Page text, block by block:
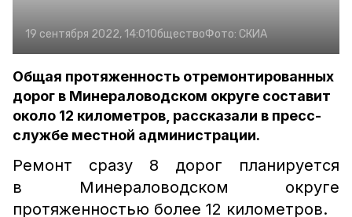
19 сентября 2022, 14:01ОбществоФото: СКИА
Общая протяженность отремонтированных
дорог в Минераловодском округе составит
около 12 километров, рассказали в пресс-
службе местной администрации.
Ремонт сразу 8 дорог планируется
в Минераловодском округе
протяженностью более 12 километров.